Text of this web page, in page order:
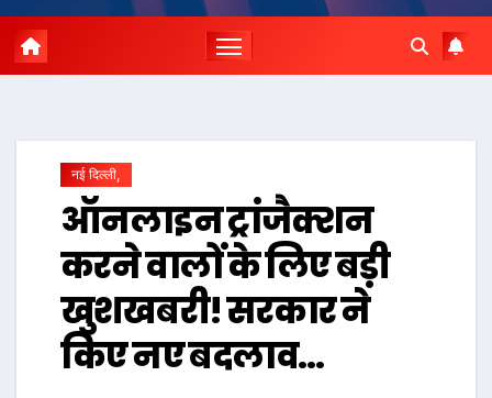
नई दिल्ली,
ऑनलाइन ट्रांजैक्शन
करने वालों के लिए बड़ी
खुशखबरी! सरकार ने
किए नए बदलाव…